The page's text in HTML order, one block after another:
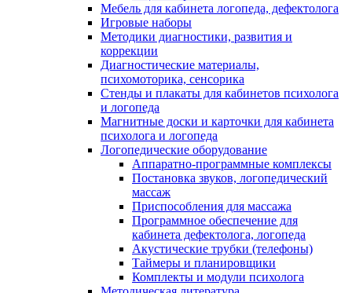
Мебель для кабинета логопеда, дефектолога
Игровые наборы
Методики диагностики, развития и
коррекции
Диагностические материалы,
психомоторика, сенсорика
Стенды и плакаты для кабинетов психолога
и логопеда
Магнитные доски и карточки для кабинета
психолога и логопеда
Логопедические оборудование
Аппаратно-программные комплексы
Постановка звуков, логопедический
массаж
Приспособления для массажа
Программное обеспечение для
кабинета дефектолога, логопеда
Акустические трубки (телефоны)
Таймеры и планировщики
Комплекты и модули психолога